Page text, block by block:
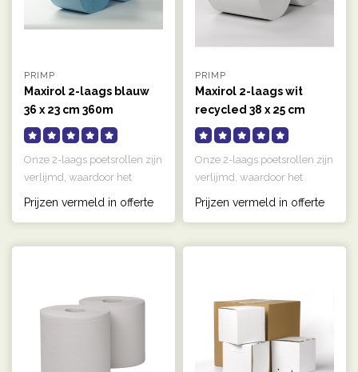
PRIMP
Maxirol 2-laags blauw
36 x 23 cm 360m
Onze 2-laags poetsrollen zijn
verlijmd, waardoor het
papier sterker is en minder..
Prijzen vermeld in offerte
PRIMP
Maxirol 2-laags wit
recycled 38 x 25 cm
555m
Onze 2-laags poetsrollen zijn
verlijmd, waardoor het
papier sterker is en minder..
Prijzen vermeld in offerte